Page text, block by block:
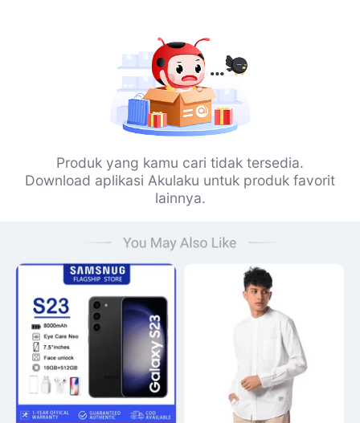
Produk yang kamu cari tidak tersedia.
Download aplikasi Akulaku untuk produk favorit
lainnya.